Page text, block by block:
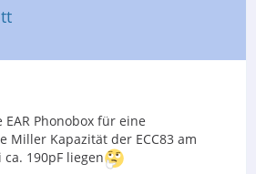
Phonobox für eine
Miller Kapazität der ECC83 am
190pF liegen